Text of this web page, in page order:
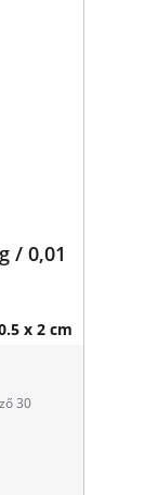
/ 0,01
x 2 cm
30